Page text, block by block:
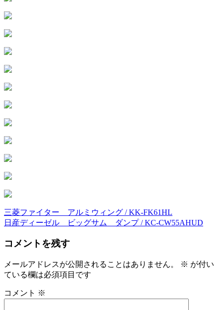
投
稿
ナ
ビ
ゲ
ー
三菱ファイター アルミウィング / KK-FK61HL
日産ディーゼル ビッグサム ダンプ / KC-CW55AHUD
コメントを残す
メールアドレスが公開されることはありません。 ※ が付い
ている欄は必須項目です
コメント ※